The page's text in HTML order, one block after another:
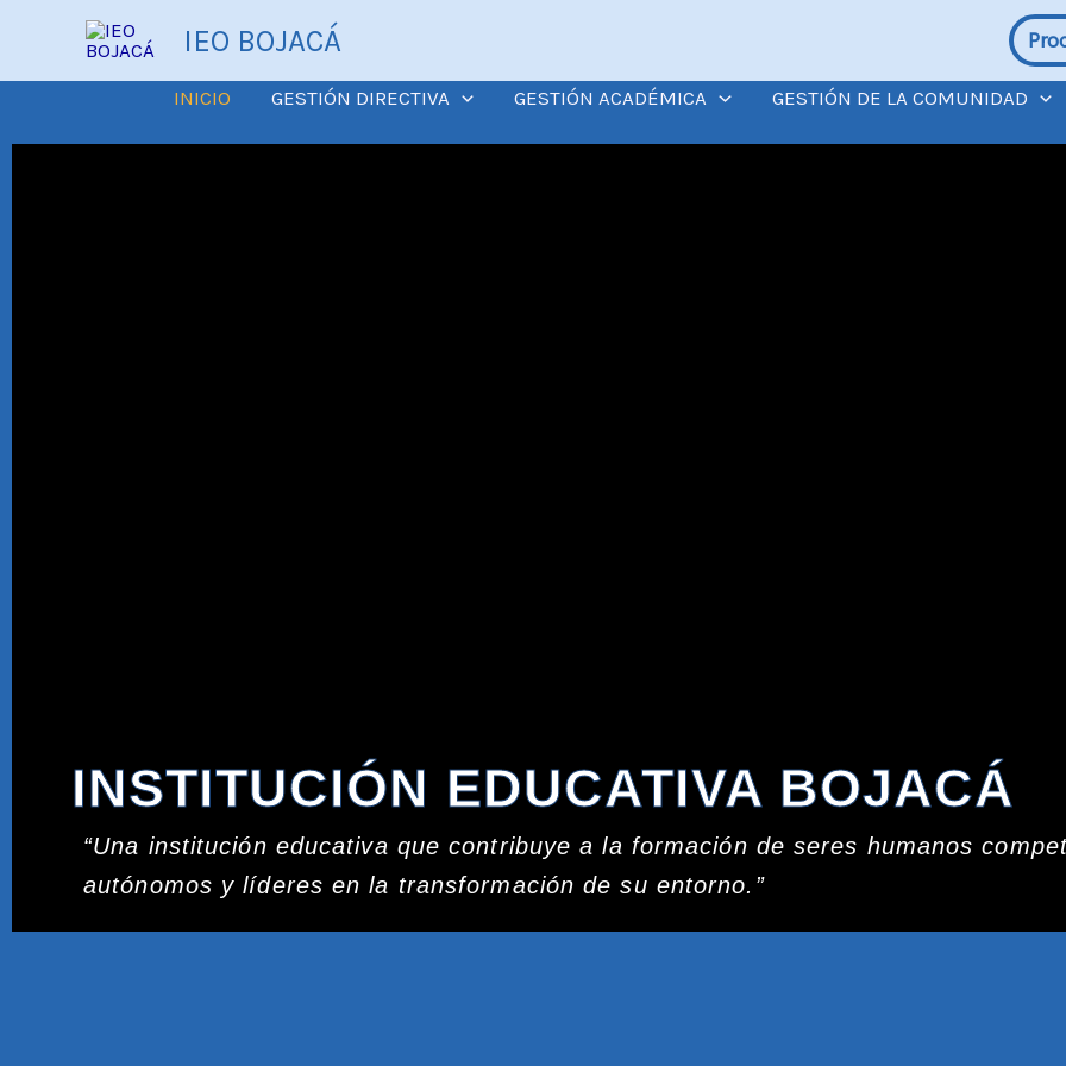
contenido
IEO BOJACÁ
INICIO GESTIÓN DIRECTIVA GESTIÓN ACADÉMICA GESTIÓN DE LA COMUNIDAD
INSTITUCIÓN EDUCATIVA BOJACÁ
“Una institución educativa que contribuye a la formación de seres humanos
autónomos y líderes en la transformación de su entorno.”